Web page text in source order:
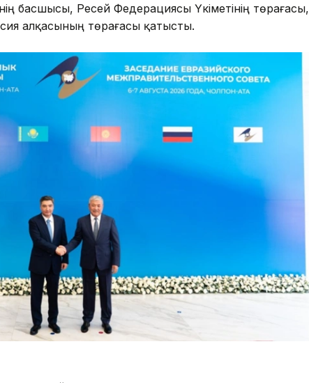
басшысы, Ресей Федерациясы Үкіметінің төрағасы,
алқасының төрағасы қатысты.